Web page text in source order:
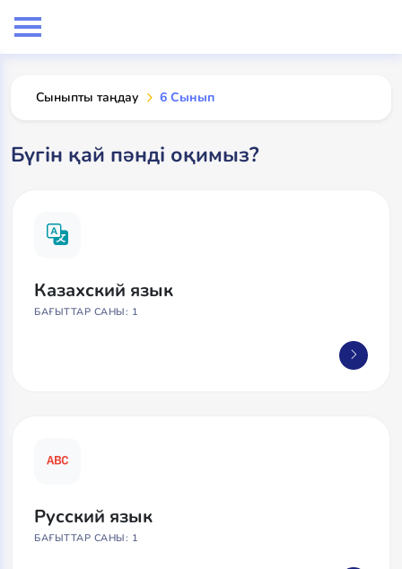
Сыныпты таңдау 6 Сынып
Бүгін қай пәнді оқимыз?
Казахский язык
БАҒЫТТАР САНЫ: 1
Русский язык
БАҒЫТТАР САНЫ: 1